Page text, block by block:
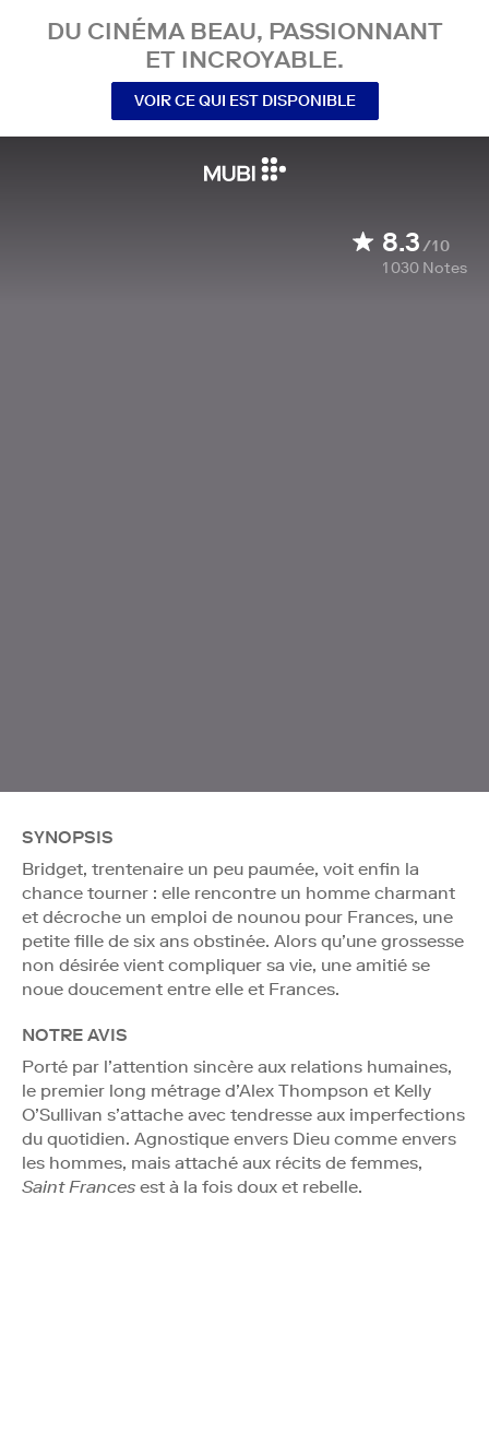
DU CINÉMA BEAU, PASSIONNANT
ET INCROYABLE.
VOIR CE QUI EST DISPONIBLE
8.3/10
1 030 Notes
SYNOPSIS
Bridget, trentenaire un peu paumée, voit enfin la
chance tourner : elle rencontre un homme charmant
et décroche un emploi de nounou pour Frances, une
petite fille de six ans obstinée. Alors qu’une grossesse
non désirée vient compliquer sa vie, une amitié se
noue doucement entre elle et Frances.
NOTRE AVIS
Porté par l’attention sincère aux relations humaines,
le premier long métrage d’Alex Thompson et Kelly
O’Sullivan s’attache avec tendresse aux imperfections
du quotidien. Agnostique envers Dieu comme envers
les hommes, mais attaché aux récits de femmes,
Saint Frances est à la fois doux et rebelle.